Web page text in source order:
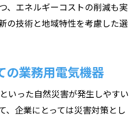
、エネルギーコストの削減も実
の技術と地域特性を考慮した選
の業務用電気機器
いった自然災害が発生しやすい
、企業にとっては災害対策とし